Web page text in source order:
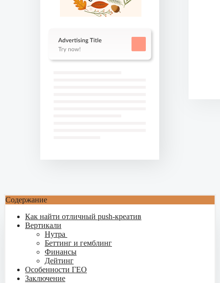
Содержание
Как найти отличный push-креатив
Вертикали
Нутра
Беттинг и гемблинг
Финансы
Дейтинг
Особенности ГЕО
Заключение